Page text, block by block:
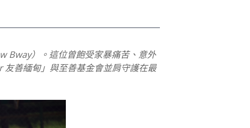
Bway）。這位曾飽受家暴痛苦、意外
善緬甸」與至善基金會並肩守護在最